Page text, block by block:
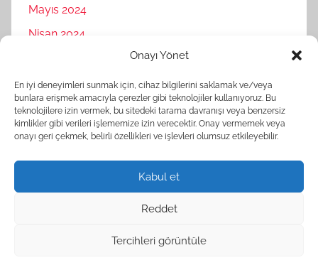
Onayı Yönet
En iyi deneyimleri sunmak için, cihaz bilgilerini saklamak ve/veya
bunlara erişmek amacıyla çerezler gibi teknolojiler kullanıyoruz. Bu
teknolojilere izin vermek, bu sitedeki tarama davranışı veya benzersiz
kimlikler gibi verileri işlememize izin verecektir. Onay vermemek veya
onayı geri çekmek, belirli özellikleri ve işlevleri olumsuz etkileyebilir.
Kabul et
Reddet
Tercihleri görüntüle
Mayıs 2024
Nisan 2024
Şubat 2024
Ocak 2024
Aralık 2023